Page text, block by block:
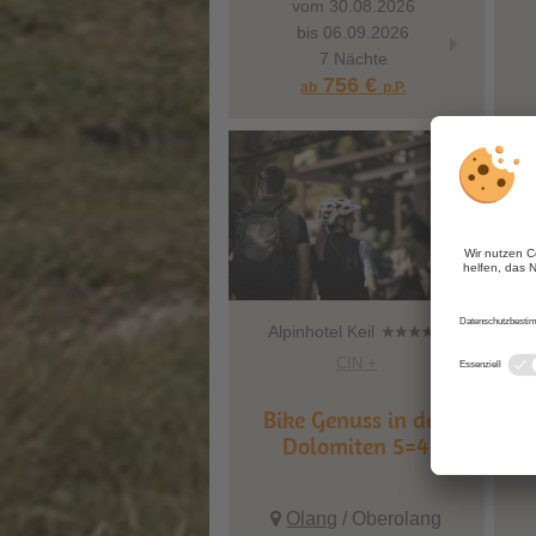
vom 30.08.2026
bis 06.09.2026
7 Nächte
ab 756 € p.P.
Alpinhotel Keil
Bike Genuss in den
Dolomiten 5=4
Olang / Oberolang